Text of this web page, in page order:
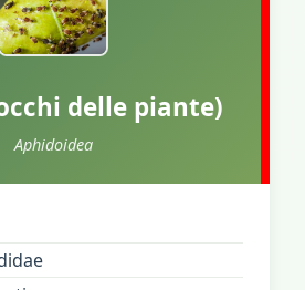
delle piante)
Aphidoidea